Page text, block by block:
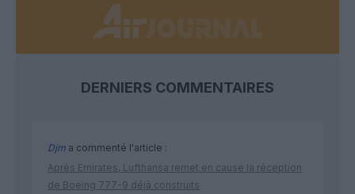
DERNIERS COMMENTAIRES
Djm a commenté l'article :
Après Emirates, Lufthansa remet en cause la réception
de Boeing 777-9 déjà construits